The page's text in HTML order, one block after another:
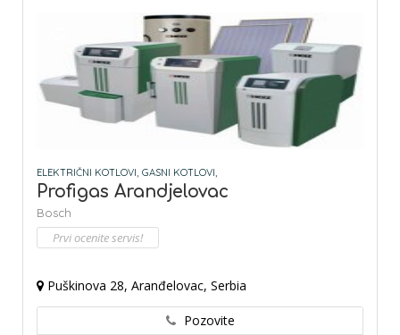
ELEKTRIČNI KOTLOVI, GASNI KOTLOVI,
Profigas Arandjelovac
Bosch
Prvi ocenite servis!
Puškinova 28, Aranđelovac, Serbia
Pozovite